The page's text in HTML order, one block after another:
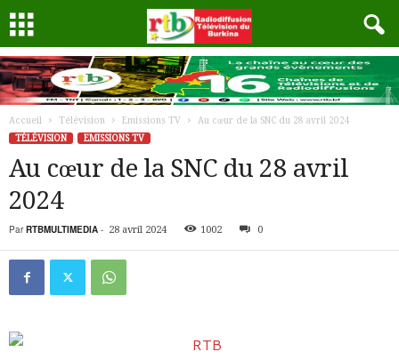
Accueil Télévision Emissions TV
Au cœur de la SNC du 28 avril 2024
TÉLÉVISION
EMISSIONS TV
Au cœur de la SNC du 28 avril
2024
Par RTBMULTIMEDIA - 28 avril 2024 1002 0